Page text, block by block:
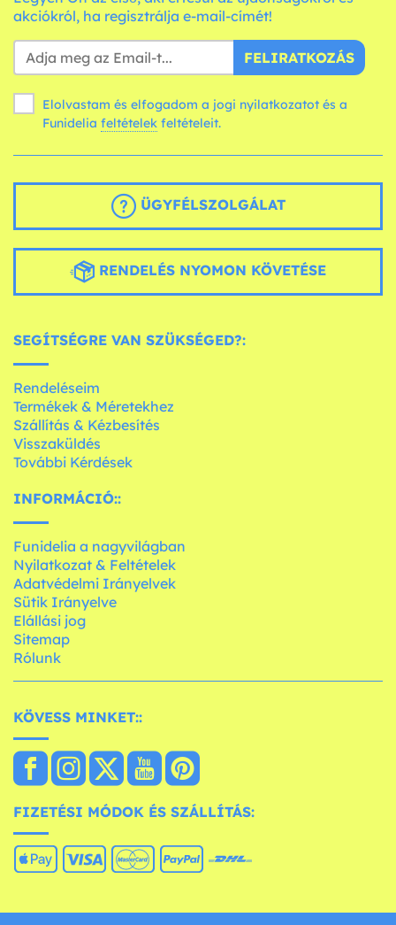
akciókról, ha regisztrálja e-mail-címét!
FELIRATKOZÁS
Elolvastam és elfogadom a jogi nyilatkozatot és a
Funidelia feltételek feltételeit.
ÜGYFÉLSZOLGÁLAT
RENDELÉS NYOMON KÖVETÉSE
SEGÍTSÉGRE VAN SZÜKSÉGED?:
Rendeléseim
Termékek & Méretekhez
Szállítás & Kézbesítés
Visszaküldés
További Kérdések
INFORMÁCIÓ::
Funidelia a nagyvilágban
Nyilatkozat & Feltételek
Adatvédelmi Irányelvek
Sütik Irányelve
Elállási jog
Sitemap
Rólunk
KÖVESS MINKET::
FIZETÉSI MÓDOK ÉS SZÁLLÍTÁS: